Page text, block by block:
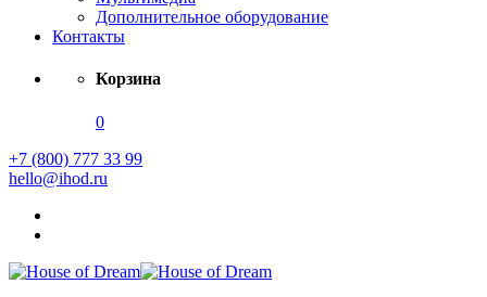
Дополнительное оборудование
Контакты
Корзина
0
+7 (800) 777 33 99
hello@ihod.ru